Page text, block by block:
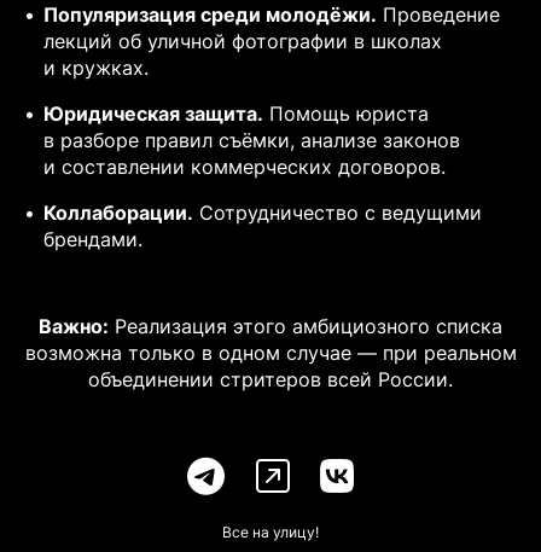
Популяризация среди молодёжи. Проведение
лекций об уличной фотографии в школах
и кружках.
Юридическая защита. Помощь юриста
в разборе правил съёмки, анализе законов
и составлении коммерческих договоров.
Коллаборации. Сотрудничество с ведущими
брендами.
Важно: Реализация этого амбициозного списка
возможна только в одном случае — при реальном
объединении стритеров всей России.
Все на улицу!